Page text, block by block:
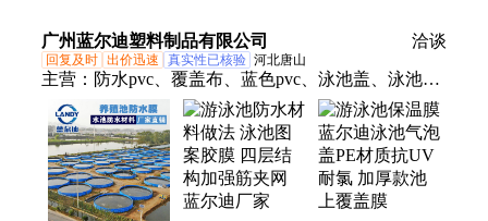
果很美观 抗紫
外线能力强
广州蓝尔迪塑料制品有限公司 洽谈
回复及时 出价迅速 真实性已核验 河北唐山
主营： 防水pvc、覆盖布、蓝色pvc、泳池盖、泳池
布、泳池pvc、泳池翻新、胶膜泳池、泳池防尘、泳
池覆盖、泳池卷材、泳池地胶、pvc胶膜、保温盖、
pe保温膜、气泡覆盖、池水保温、节能保温、防滑胶
膜